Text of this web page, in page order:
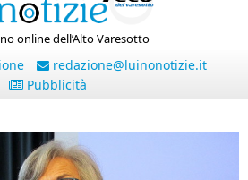
online dell’Alto Varesotto
redazione@luinonotizie.it
Pubblicità